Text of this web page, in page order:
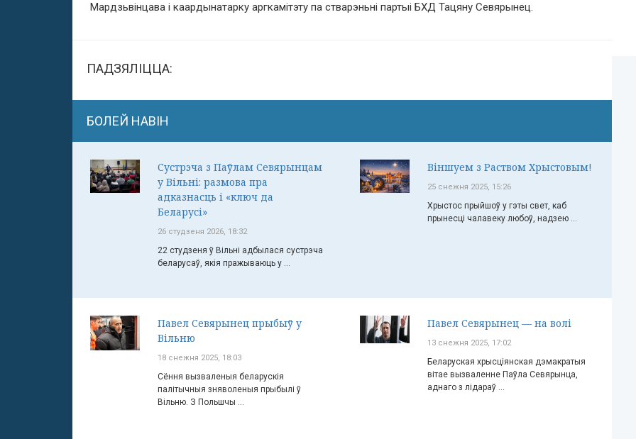
Мардзьвінцава і каардынатарку аргкамітэту па стварэньні партыі БХД Тацяну Севярынец.
ПАДЗЯЛІЦЦА:
БОЛЕЙ НАВІН
Сустрэча з Паўлам Севярынцам
у Вільні: размова пра
адказнасць і «ключ да
Беларусі»
26 студзеня 2026, 18:32
22 студзеня ў Вільні адбылася сустрэча
беларусаў, якія пражываюць у ...
Віншуем з Раством Хрыстовым!
25 снежня 2025, 15:26
Хрыстос прыйшоў у гэты свет, каб
прынесці чалавеку любоў, надзею ...
Павел Севярынец прыбыў у
Вільню
18 снежня 2025, 18:03
Сёння вызваленыя беларускія
палітычныя зняволеныя прыбылі ў
Вільню. З Польшчы ...
Павел Севярынец — на волі
13 снежня 2025, 17:02
Беларуская хрысціянская дэмакратыя
вітае вызваленне Паўла Севярынца,
аднаго з лідараў ...